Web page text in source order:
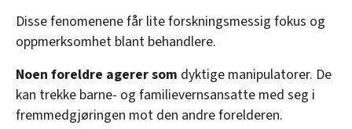
Disse fenomenene får lite forskningsmessig fokus og
oppmerksomhet blant behandlere.
Noen foreldre agerer som dyktige manipulatorer. De
kan trekke barne- og familievernsansatte med seg i
fremmedgjøringen mot den andre forelderen.